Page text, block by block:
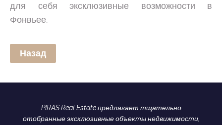
для себя эксклюзивные возможности в
Фонвьее.
Назад
PIRAS Real Estate предлагает тщательно
отобранные эксклюзивные объекты недвижимости,